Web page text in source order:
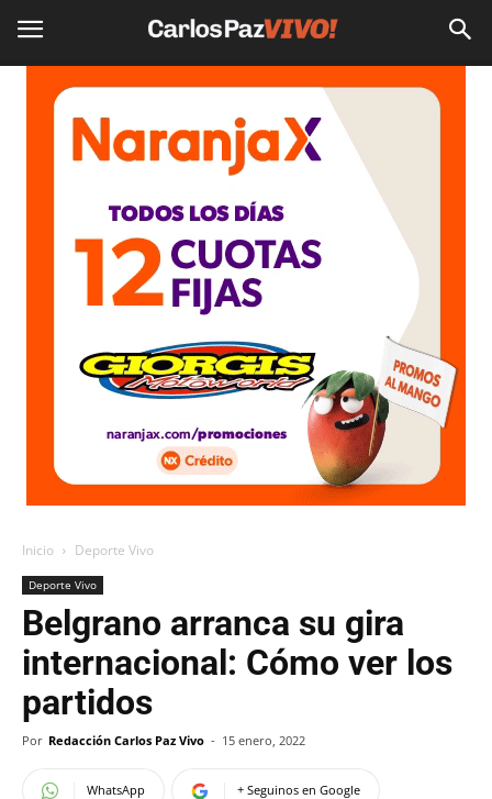
Inicio Deporte Vivo
Deporte Vivo
Belgrano arranca su gira
internacional: Cómo ver los
partidos
Por Redacción Carlos Paz Vivo - 15 enero, 2022
WhatsApp + Seguinos en Google